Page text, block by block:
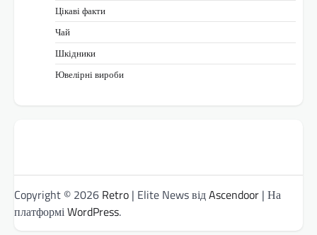
Цікаві факти
Чай
Шкідники
Ювелірні вироби
Copyright © 2026 Retro | Elite News відAscendoor | На
платформіWordPress.